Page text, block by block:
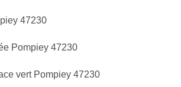
47230
Pompiey 47230
vert Pompiey 47230